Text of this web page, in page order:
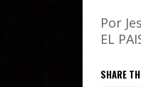
Por
EL
SHARE